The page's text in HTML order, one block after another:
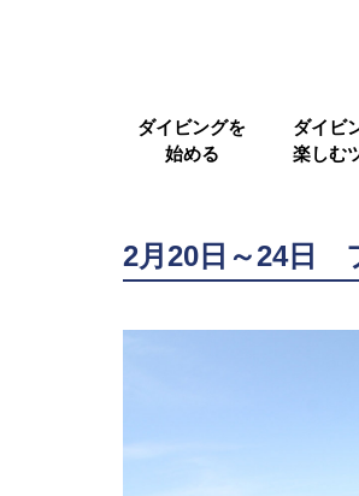
ダイビングを
始める
ダイビ
楽しむ
2月20日～24日